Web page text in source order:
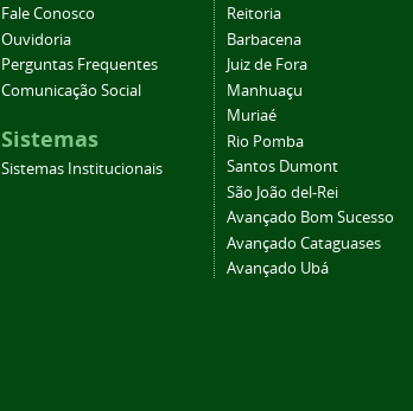
Fale Conosco
Ouvidoria
Perguntas Frequentes
Comunicação Social
Sistemas
Sistemas Institucionais
Reitoria
Barbacena
Juiz de Fora
Manhuaçu
Muriaé
Rio Pomba
Santos Dumont
São João del-Rei
Avançado Bom Sucesso
Avançado Cataguases
Avançado Ubá